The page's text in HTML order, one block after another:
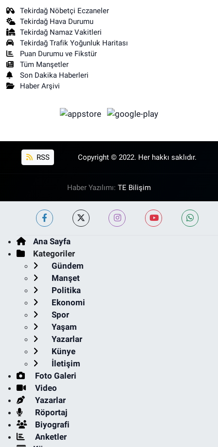
Tekirdağ Nöbetçi Eczaneler
Tekirdağ Hava Durumu
Tekirdağ Namaz Vakitleri
Tekirdağ Trafik Yoğunluk Haritası
Puan Durumu ve Fikstür
Tüm Manşetler
Son Dakika Haberleri
Haber Arşivi
RSS Copyright © 2022. Her hakkı saklıdır.
Haber Yazılımı: TE Bilişim
Ana Sayfa
Kategoriler
Gündem
Manşet
Politika
Ekonomi
Spor
Yaşam
Yazarlar
Künye
İletişim
Foto Galeri
Video
Yazarlar
Röportaj
Biyografi
Anketler